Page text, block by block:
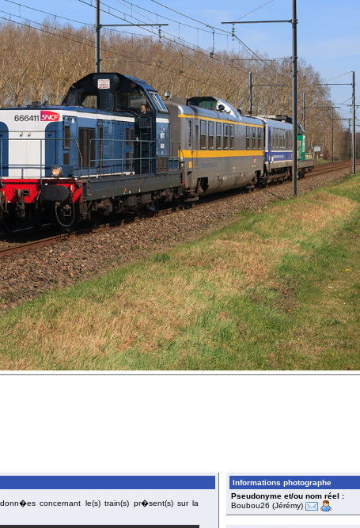
concernant le(s) train(s) pr�sent(s) sur la
Informations photographe
Pseudonyme et/ou nom réel :
Boubou26 (Jérémy)